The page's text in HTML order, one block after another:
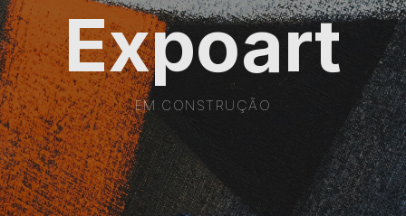
Expoart
EM CONSTRUÇÃO